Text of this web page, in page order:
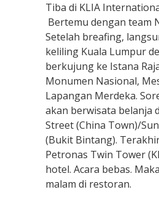
Tiba di KLIA
Bertemu dengan team
Setelah breafing,
keliling Kuala Lumpur
berkujung ke Istana
Monumen Nasional,
Lapangan Merdeka.
akan berwisata belanja
Street (China Town)/
(Bukit Bintang).
Petronas Twin Tower
hotel. Acara bebas.
malam di restoran.